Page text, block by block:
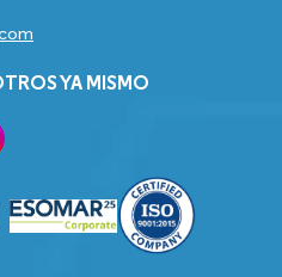
YA MISMO